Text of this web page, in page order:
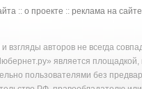
:: о проекте :: реклама на сайте
взгляды авторов не всегда
является
пользователями без